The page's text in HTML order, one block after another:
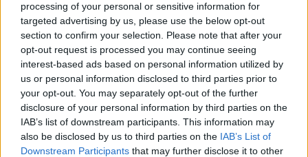
processing of your personal or sensitive information for
targeted advertising by us, please use the below opt-out
section to confirm your selection. Please note that after your
opt-out request is processed you may continue seeing
interest-based ads based on personal information utilized by
us or personal information disclosed to third parties prior to
your opt-out. You may separately opt-out of the further
disclosure of your personal information by third parties on the
IAB’s list of downstream participants. This information may
also be disclosed by us to third parties on the IAB’s List of
Downstream Participants that may further disclose it to other
SMASH by Meló-Diák: Homok, zene és a nyár legjobb
hangulata – Jön a második forduló! (X)
Július végén folytatódik a balatoni strandröplabda-